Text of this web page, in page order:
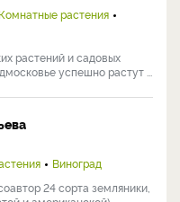
Комнатные растения
растений и садовых
успешно растут ...
Виноград
24 сорта земляники,